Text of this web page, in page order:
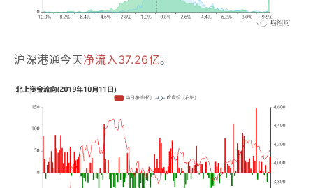
沪深港通今天净流入37.26亿。